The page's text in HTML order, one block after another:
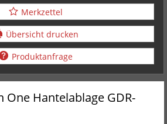
Merkzettel
Übersicht drucken
Produktanfrage
One Hantelablage GDR-